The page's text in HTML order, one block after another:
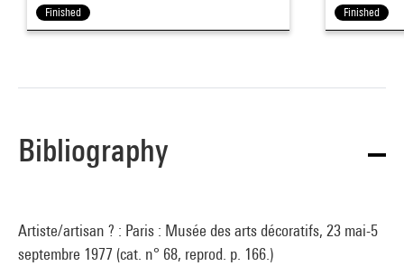
Finished
Finished
Bibliography
Artiste/artisan ? : Paris : Musée des arts décoratifs, 23 mai-5
septembre 1977 (cat. n° 68, reprod. p. 166.)